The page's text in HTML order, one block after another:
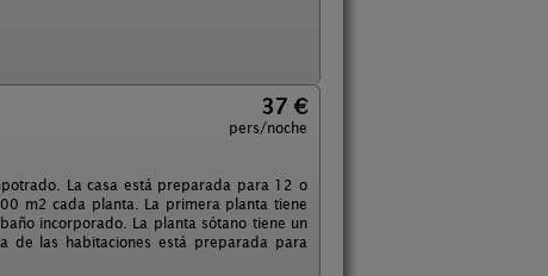
37 €
pers/noche
La casa está preparada para 12 o
m2 cada planta. La primera planta tiene
incorporado. La planta sótano tiene un
de las habitaciones está preparada para